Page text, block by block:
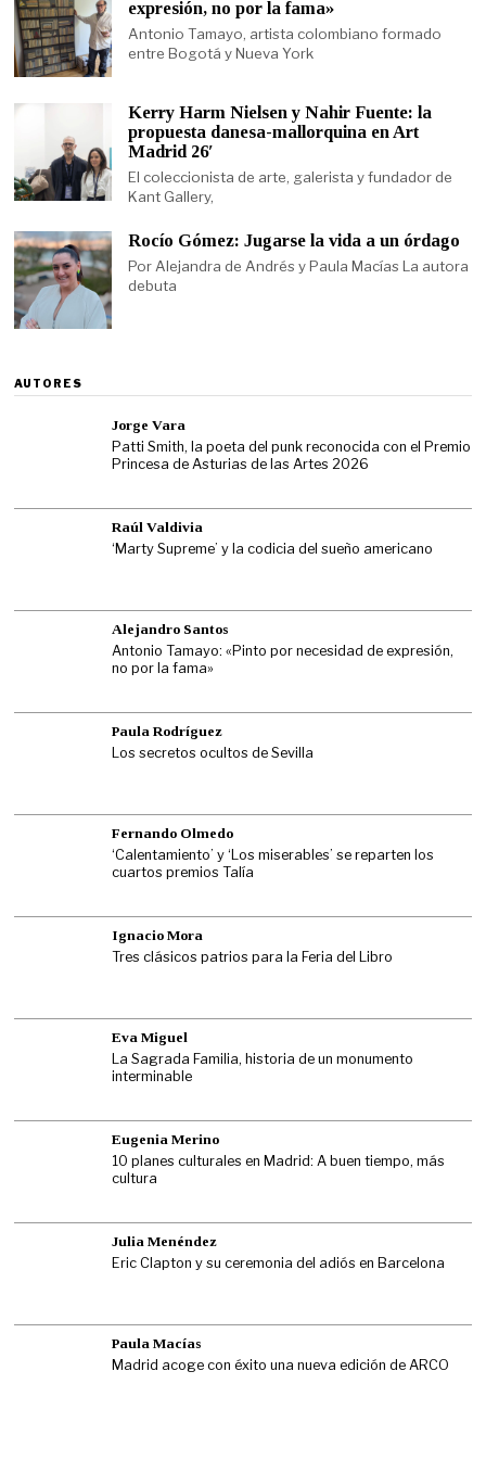
expresión, no por la fama»
Antonio Tamayo, artista colombiano formado
entre Bogotá y Nueva York
Kerry Harm Nielsen y Nahir Fuente: la
propuesta danesa-mallorquina en Art
Madrid 26′
El coleccionista de arte, galerista y fundador de
Kant Gallery,
Rocío Gómez: Jugarse la vida a un órdago
Por Alejandra de Andrés y Paula Macías La autora
debuta
AUTORES
Jorge Vara
Patti Smith, la poeta del punk reconocida con el Premio
Princesa de Asturias de las Artes 2026
Raúl Valdivia
‘Marty Supreme’ y la codicia del sueño americano
Alejandro Santos
Antonio Tamayo: «Pinto por necesidad de expresión,
no por la fama»
Paula Rodríguez
Los secretos ocultos de Sevilla
Fernando Olmedo
‘Calentamiento’ y ‘Los miserables’ se reparten los
cuartos premios Talía
Ignacio Mora
Tres clásicos patrios para la Feria del Libro
Eva Miguel
La Sagrada Familia, historia de un monumento
interminable
Eugenia Merino
10 planes culturales en Madrid: A buen tiempo, más
cultura
Julia Menéndez
Eric Clapton y su ceremonia del adiós en Barcelona
Paula Macías
Madrid acoge con éxito una nueva edición de ARCO